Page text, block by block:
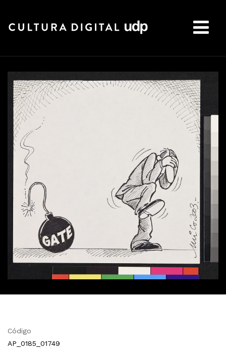
Código
AP_0185_01749